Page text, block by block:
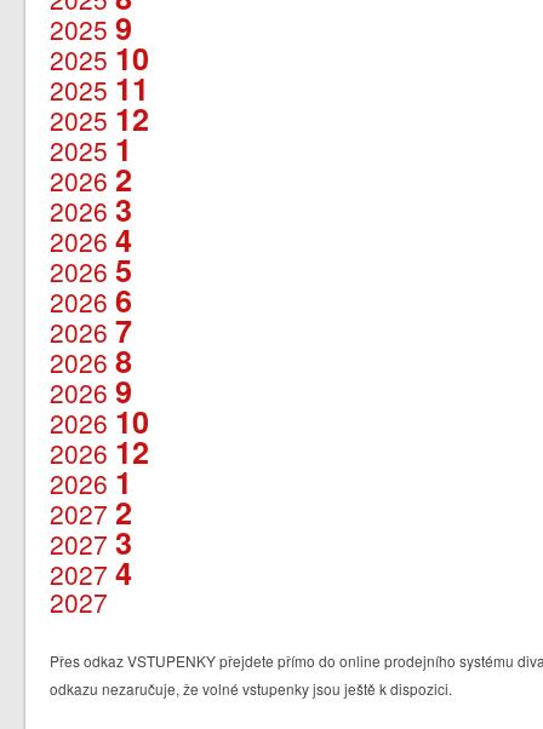
2025 9
2025 10
2025 11
2025 12
2025 1
2026 2
2026 3
2026 4
2026 5
2026 6
2026 7
2026 8
2026 9
2026 10
2026 12
2026 1
2027 2
2027 3
2027 4
2027
Přes odkaz VSTUPENKY přejdete přímo do online prodejního systému
odkazu nezaručuje, že volné vstupenky jsou ještě k dispozici.